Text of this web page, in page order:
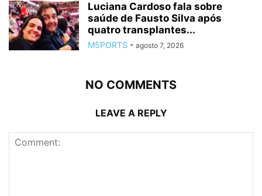
Luciana Cardoso fala sobre
saúde de Fausto Silva após
quatro transplantes...
M5PORTS - agosto 7, 2026
NO COMMENTS
LEAVE A REPLY